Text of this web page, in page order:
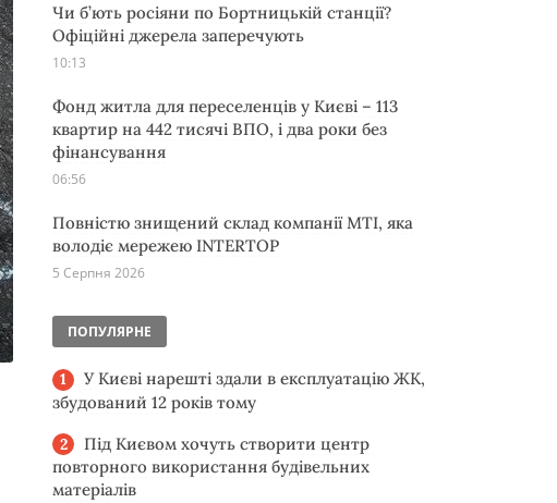
Чи б’ють росіяни по Бортницькій станції?
Офіційні джерела заперечують
10:13
Фонд житла для переселенців у Києві – 113
квартир на 442 тисячі ВПО, і два роки без
фінансування
06:56
Повністю знищений склад компанії MTI, яка
володіє мережею INTERTOP
5 Серпня 2026
ПОПУЛЯРНЕ
У Києві нарешті здали в експлуатацію ЖК,
збудований 12 років тому
Під Києвом хочуть створити центр
повторного використання будівельних
матеріалів